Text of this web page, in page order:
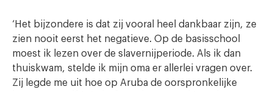
‘Het bijzondere is dat zij vooral heel dankbaar zijn, ze
zien nooit eerst het negatieve. Op de basisschool
moest ik lezen over de slavernijperiode. Als ik dan
thuiskwam, stelde ik mijn oma er allerlei vragen over.
Zij legde me uit hoe op Aruba de oorspronkelijke